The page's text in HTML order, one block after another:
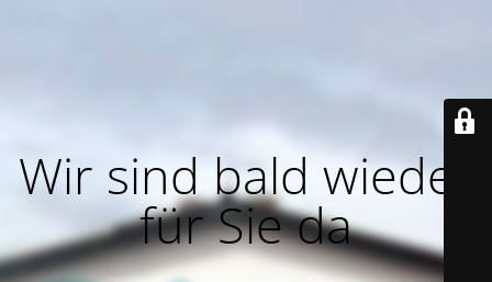
Wir sind bald wieder
für Sie da